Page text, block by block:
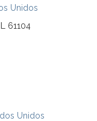
Unidos
61104
Unidos